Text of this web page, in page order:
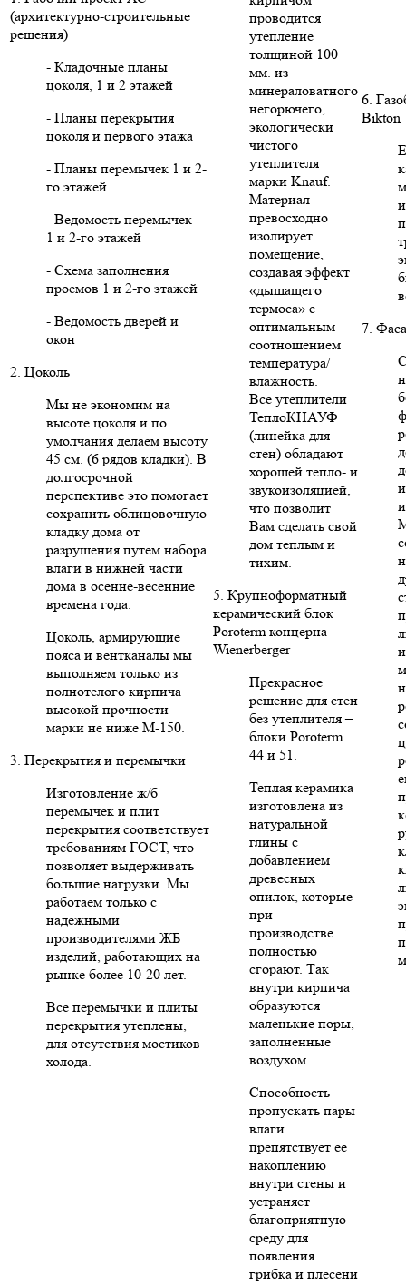
(архитектурно-строительные
решения)
- Кладочные планы
цоколя, 1 и 2 этажей
- Планы перекрытия
цоколя и первого этажа
- Планы перемычек 1 и 2-
го этажей
- Ведомость перемычек
1 и 2-го этажей
- Схема заполнения
проемов 1 и 2-го этажей
- Ведомость дверей и
окон
2. Цоколь
Мы не экономим на
высоте цоколя и по
умолчания делаем высоту
45 см. (6 рядов кладки). В
долгосрочной
перспективе это помогает
сохранить облицовочную
кладку дома от
разрушения путем набора
влаги в нижней части
дома в осенне-весенние
времена года.
Цоколь, армирующие
пояса и вентканалы мы
выполняем только из
полнотелого кирпича
высокой прочности
марки не ниже М-150.
3. Перекрытия и перемычки
Изготовление ж/б
перемычек и плит
перекрытия соответствует
требованиям ГОСТ, что
позволяет выдерживать
большие нагрузки. Мы
работаем только с
надежными
производителями ЖБ
изделий, работающих на
рынке более 10-20 лет.
Все перемычки и плиты
перекрытия утеплены,
для отсутствия мостиков
холода.
проводится
утепление
толщиной 100
мм. из
минераловатного
негорючего,
экологически
чистого
утеплителя
марки Knauf.
Материал
превосходно
изолирует
помещение,
создавая эффект
«дышащего
термоса» с
оптимальным
соотношением
температура/
влажность.
Все утеплители
ТеплоКНАУФ
(линейка для
стен) обладают
хорошей тепло- и
звукоизоляцией,
что позволит
Вам сделать свой
дом теплым и
тихим.
5. Крупноформатный
керамический блок
Poroterm концерна
Wienerberger
Прекрасное
решение для стен
без утеплителя –
блоки Poroterm
44 и 51.
Теплая керамика
изготовлена из
натуральной
глины с
добавлением
древесных
опилок, которые
при
производстве
полностью
сгорают. Так
внутри кирпича
образуются
маленькие поры,
заполненные
воздухом.
Способность
пропускать пары
влаги
препятствует ее
накоплению
внутри стены и
устраняет
благоприятную
среду для
появления
грибка и плесени
6.
Bikton
7.